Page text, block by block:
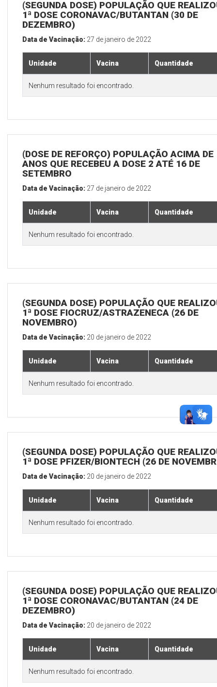
(SEGUNDA DOSE) POPULAÇÃO QUE
1ª DOSE CORONAVAC/BUTANTAN (30 DE
DEZEMBRO)
Data de Vacinação: 27 de janeiro de 2022
Unidade Vacina Quantidade
Nenhum resultado foi encontrado.
(DOSE DE REFORÇO) POPULAÇÃO ACIMA DE
ANOS QUE RECEBEU A DOSE 2 ATÉ 16 DE
SETEMBRO
Data de Vacinação: 27 de janeiro de 2022
Unidade Vacina Quantidade
Nenhum resultado foi encontrado.
(SEGUNDA DOSE) POPULAÇÃO QUE
1ª DOSE FIOCRUZ/ASTRAZENECA (26 DE
NOVEMBRO)
Data de Vacinação: 20 de janeiro de 2022
Unidade Vacina Quantidade
Nenhum resultado foi encontrado.
(SEGUNDA DOSE) POPULAÇÃO QUE
1ª DOSE PFIZER/BIONTECH (26 DE
Data de Vacinação: 20 de janeiro de 2022
Unidade Vacina Quantidade
Nenhum resultado foi encontrado.
(SEGUNDA DOSE) POPULAÇÃO QUE
1ª DOSE CORONAVAC/BUTANTAN (24 DE
DEZEMBRO)
Data de Vacinação: 20 de janeiro de 2022
Unidade Vacina Quantidade
Nenhum resultado foi encontrado.